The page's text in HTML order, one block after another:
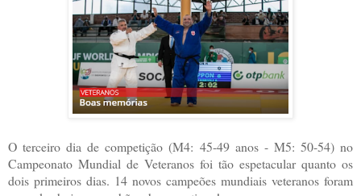
O terceiro dia de competição (M4: 45-49 anos - M5: 50-54) no
Campeonato Mundial de Veteranos foi tão espetacular quanto os
dois primeiros dias. 14 novos campeões mundiais veteranos foram